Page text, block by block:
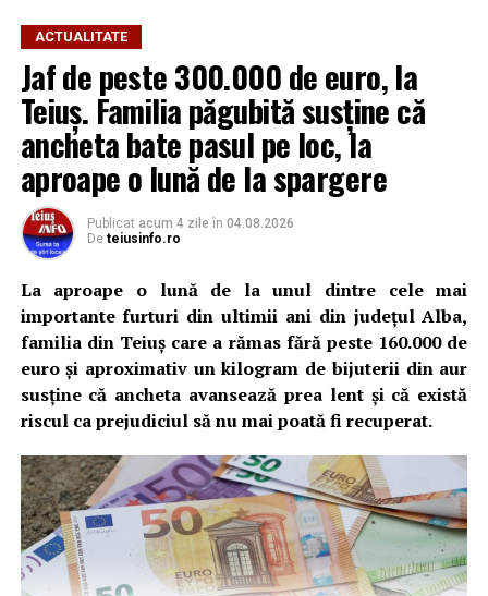
ACTUALITATE
Jaf de peste 300.000 de euro, la
Teiuș. Familia păgubită susține că
ancheta bate pasul pe loc, la
aproape o lună de la spargere
Publicat acum 4 zile în 04.08.2026
De teiusinfo.ro
La aproape o lună de la unul dintre cele mai
importante furturi din ultimii ani din județul Alba,
familia din Teiuș care a rămas fără peste 160.000 de
euro și aproximativ un kilogram de bijuterii din aur
susține că ancheta avansează prea lent și că există
riscul ca prejudiciul să nu mai poată fi recuperat.